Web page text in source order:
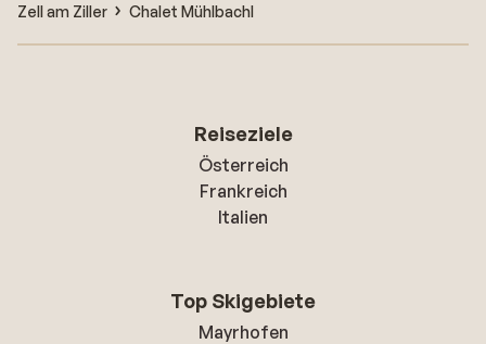
Zell am Ziller
Chalet Mühlbachl
Reiseziele
Österreich
Frankreich
Italien
Top Skigebiete
Mayrhofen